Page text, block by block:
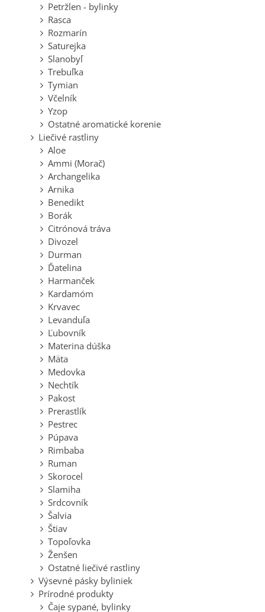
Petržlen - bylinky
Rasca
Rozmarín
Saturejka
Slanobyľ
Trebuľka
Tymian
Včelník
Yzop
Ostatné aromatické korenie
Liečivé rastliny
Aloe
Ammi (Morač)
Archangelika
Arnika
Benedikt
Borák
Citrónová tráva
Divozel
Durman
Ďatelina
Harmanček
Kardamóm
Krvavec
Levanduľa
Ľubovník
Materina dúška
Mäta
Medovka
Nechtík
Pakost
Prerastlík
Pestrec
Púpava
Rimbaba
Ruman
Skorocel
Slamiha
Srdcovník
Šalvia
Štiav
Topoľovka
Ženšen
Ostatné liečivé rastliny
Výsevné pásky byliniek
Prírodné produkty
Čaje sypané, bylinky